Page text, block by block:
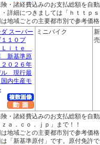
・諸経費込みのお支払総額を自
詳細につきましては「ｈｔｔｐ
地域ごとの主要都市別で参考価
スーパー
１１０プ
ｉｔｅ
新基準原
０２６年
ル 現行最
内生産モ
ミニバイク
・諸経費込みのお支払総額を自
ａ．ｃｏ．ｊｐ」まで！！
地域ごとの主要都市別で参考価
「新基準原付」です。原付免許